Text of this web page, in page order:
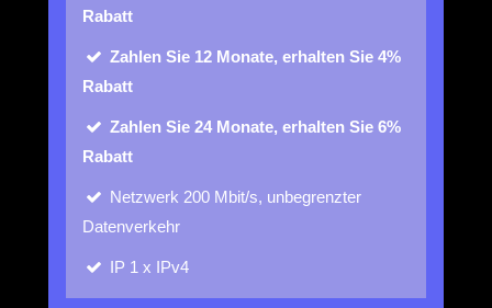
Rabatt
Zahlen Sie 12 Monate, erhalten Sie 4%
Rabatt
Zahlen Sie 24 Monate, erhalten Sie 6%
Rabatt
Netzwerk 200 Mbit/s, unbegrenzter
Datenverkehr
IP 1 x IPv4